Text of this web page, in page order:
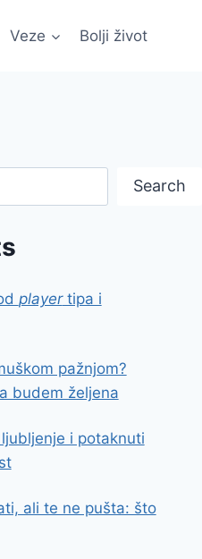
Veze Bolji život
Search
playertipa i
pažnjom?
budem željena
i potaknuti
ali te ne pušta: što